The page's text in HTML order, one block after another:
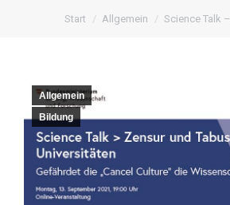
Sie befinden sich hier:
Start Allgemein Science Talk
Allgemein
Bildung